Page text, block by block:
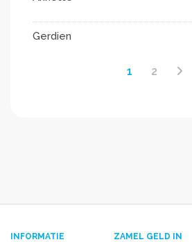
Gerdien
1 2
INFORMATIE
ZAMEL GELD IN